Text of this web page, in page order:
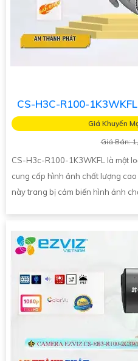
CS-H3C-R100-
Giá Khuyến
Giá Bán:
CS-H3c-R100-1K3WKFL là một
cung cấp hình ảnh chất lượng
này trang bị cảm biến hình ảnh